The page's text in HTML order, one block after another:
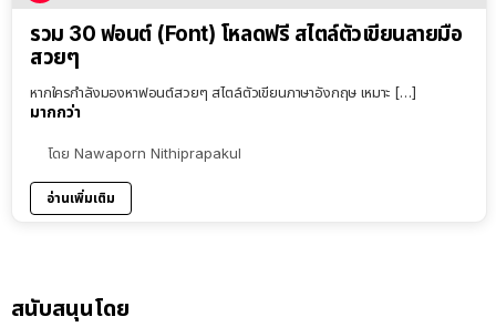
รวม 30 ฟอนต์ (Font) โหลดฟรี สไตล์ตัวเขียนลายมือ
สวยๆ
หากใครกำลังมองหาฟอนต์สวยๆ สไตล์ตัวเขียนภาษาอังกฤษ เหมาะ […]
มากกว่า
โดย Nawaporn Nithiprapakul
อ่านเพิ่มเติม
สนับสนุนโดย